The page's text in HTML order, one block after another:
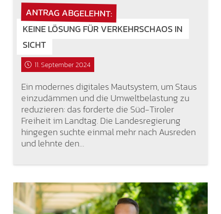
ANTRAG ABGELEHNT:
KEINE LÖSUNG FÜR VERKEHRSCHAOS IN
SICHT
11. September 2024
Ein modernes digitales Mautsystem, um Staus
einzudämmen und die Umweltbelastung zu
reduzieren: das forderte die Süd-Tiroler
Freiheit im Landtag. Die Landesregierung
hingegen suchte einmal mehr nach Ausreden
und lehnte den…